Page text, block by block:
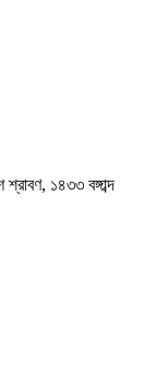
১৪৩৩ বঙ্গাব্দ